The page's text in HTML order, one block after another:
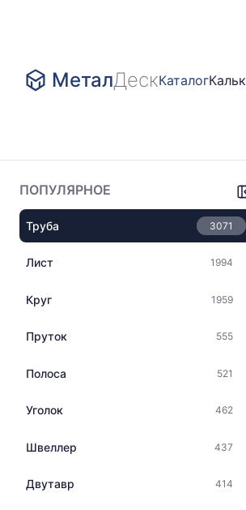
МеталДескКаталог
ПОПУЛЯРНОЕ
Труба 3071
Лист 1994
Круг 1959
Пруток 555
Полоса 521
Уголок 462
Швеллер 437
Двутавр 414